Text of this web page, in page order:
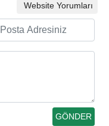
Website Yorumları